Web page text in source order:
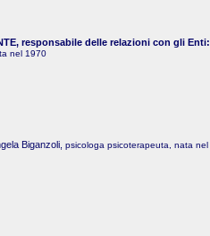
responsabile delle relazioni con gli Enti:
nel 1970
Biganzoli, psicologa psicoterapeuta, nata nel